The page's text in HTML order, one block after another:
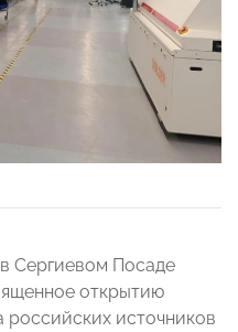
в Сергиевом Посаде
открытию
российских источников